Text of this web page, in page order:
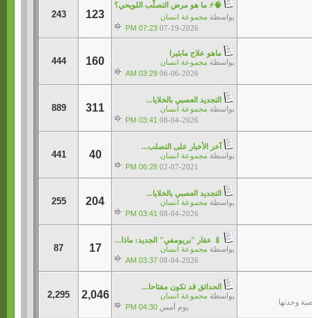
🧠⚡ ما هو مرض التصلّب اللويحي؟
بواسطة مجموعة انسان
07-19-2026
07:23 PM
123
243
ماهو علاج مابثيرا
بواسطة مجموعة انسان
06-06-2026
03:29 AM
160
444
التجديد العصبي بالخلايا...
بواسطة مجموعة انسان
08-04-2026
03:41 PM
311
889
آخر الأخبار على التصلب...
بواسطة مجموعة انسان
02-07-2021
06:28 PM
40
441
التجديد العصبي بالخلايا...
بواسطة مجموعة انسان
08-04-2026
03:41 PM
204
255
💉 عقار "بريومفي" الجديد: ماذا...
بواسطة مجموعة انسان
08-04-2026
03:37 AM
17
87
وحدتها
الحدائق قد تكون مفتاحا...
بواسطة مجموعة انسان
يوم أمس 04:30 PM
2,046
2,295